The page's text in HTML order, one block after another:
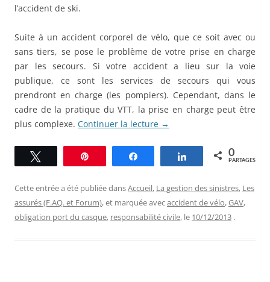
l’accident de ski.
Suite à un accident corporel de vélo, que ce soit avec ou
sans tiers, se pose le problème de votre prise en charge
par les secours. Si votre accident a lieu sur la voie
publique, ce sont les services de secours qui vous
prendront en charge (les pompiers). Cependant, dans le
cadre de la pratique du VTT, la prise en charge peut être
plus complexe. Continuer la lecture →
Partagez 0
PARTAGES
Cette entrée a été publiée dansAccueil, La gestion des sinistres, Les
assurés (F.AQ. et Forum), et marquée avecaccident de vélo,GAV,
obligation port du casque, responsabilité civile, le 10/12/2013 .